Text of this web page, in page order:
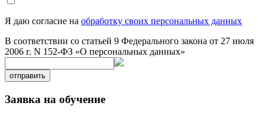
Я даю согласие на обработку своих персональных данных
В соответствии со статьей 9 Федерального закона от 27 июля
2006 г. N 152-ФЗ «О персональных данных»
отправить
Заявка на обучение